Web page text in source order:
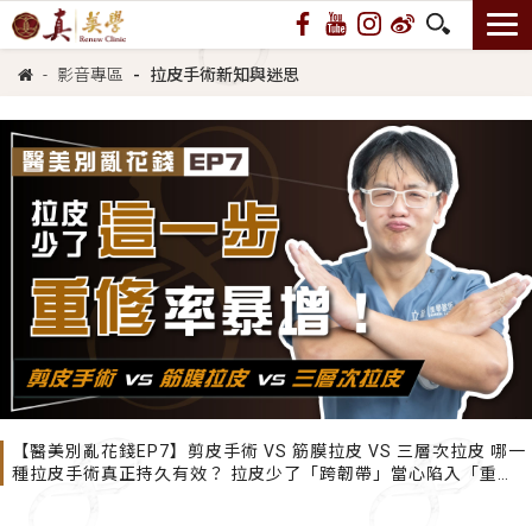
影音專區 拉皮手術新知與迷思
【醫美別亂花錢EP7】剪皮手術 VS 筋膜拉皮 VS 三層次拉皮 哪一
種拉皮手術真正持久有效？ 拉皮少了「跨韌帶」當心陷入「重